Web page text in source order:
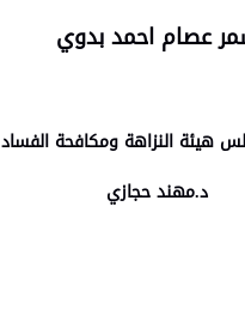
عصام احمد بدوي
هيئة النزاهة ومكافحة الفساد
د.مهند حجازي